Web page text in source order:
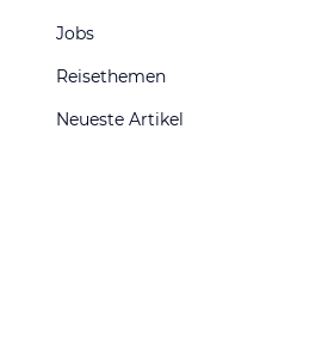
Jobs
Reisethemen
Neueste Artikel